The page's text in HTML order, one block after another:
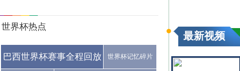
世界杯热点
巴西世界杯赛事全程回放 世界杯记忆碎片
最新视频